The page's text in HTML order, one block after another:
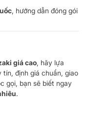
, hướng dẫn đóng gói
giá cao, hãy lựa
tín, định giá chuẩn, giao
gọi, bạn sẽ biết ngay
.